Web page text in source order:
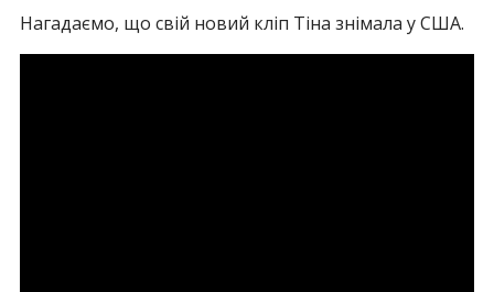
Нагадаємо, що свій новий кліп Тіна знімала у США.